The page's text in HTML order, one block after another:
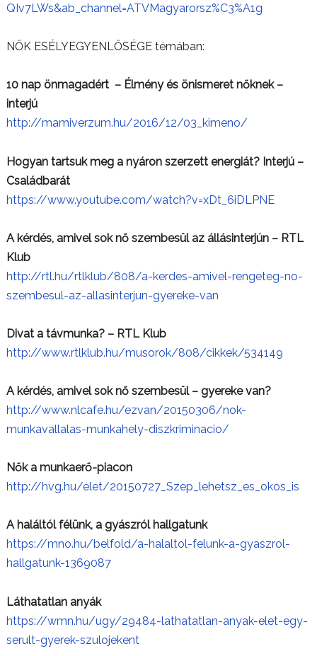
QIv7LWs&ab_channel=ATVMagyarorsz%C3%A1g
NŐK ESÉLYEGYENLŐSÉGE témában:
10 nap önmagadért – Élmény és önismeret nőknek –
interjú
http://mamiverzum.hu/2016/12/03_kimeno/
Hogyan tartsuk meg a nyáron szerzett energiát? Interjú –
Családbarát
https://www.youtube.com/watch?v=xDt_6iDLPNE
A kérdés, amivel sok nő szembesül az állásinterjún – RTL
Klub
http://rtl.hu/rtlklub/808/a-kerdes-amivel-rengeteg-no-
szembesul-az-allasinterjun-gyereke-van
Divat a távmunka? – RTL Klub
http://www.rtlklub.hu/musorok/808/cikkek/534149
A kérdés, amivel sok nő szembesül – gyereke van?
http://www.nlcafe.hu/ezvan/20150306/nok-
munkavallalas-munkahely-diszkriminacio/
Nők a munkaerő-piacon
http://hvg.hu/elet/20150727_Szep_lehetsz_es_okos_is
A haláltól félünk, a gyászról hallgatunk
https://mno.hu/belfold/a-halaltol-felunk-a-gyaszrol-
hallgatunk-1369087
Láthatatlan anyák
https://wmn.hu/ugy/29484-lathatatlan-anyak-elet-egy-
serult-gyerek-szulojekent